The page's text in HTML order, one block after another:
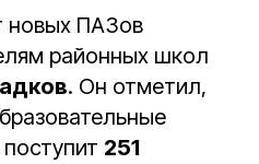
новых ПАЗов
районных школ
. Он отметил,
251